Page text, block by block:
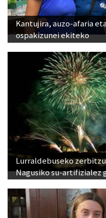
Kantujira, auzo-afaria
ospakizunei ekiteko
Lurraldebuseko
Nagusiko su-artifizialez